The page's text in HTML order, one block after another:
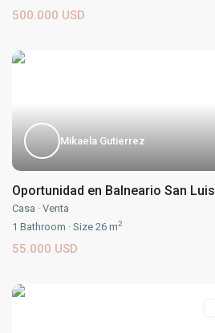
500.000 USD
Mikaela Gutierrez
Oportunidad en Balneario San Luis
Casa · Venta
1 Bathroom · Size 26 m2
55.000 USD